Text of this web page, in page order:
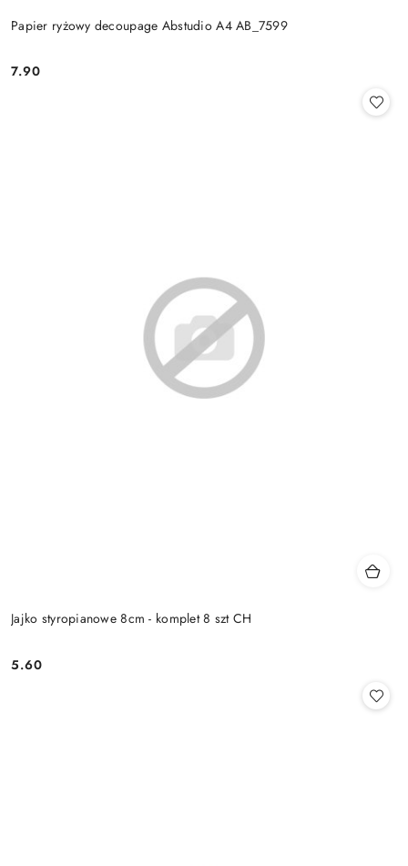
Papier ryżowy decoupage Abstudio A4 AB_7599
Cena:
7.90
Jajko styropianowe 8cm - komplet 8 szt CH
Cena:
5.60